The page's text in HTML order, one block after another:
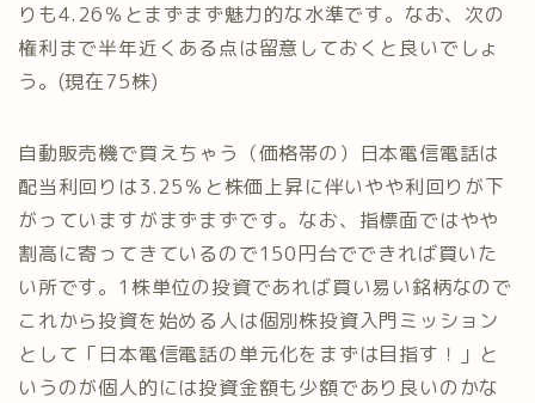
りも4.26％とまずまず魅力的な水準です。なお、次の
権利まで半年近くある点は留意しておくと良いでしょ
う。(現在75株)
自動販売機で買えちゃう（価格帯の）日本電信電話は
配当利回りは3.25％と株価上昇に伴いやや利回りが下
がっていますがまずまずです。なお、指標面ではやや
割高に寄ってきているので150円台でできれば買いた
い所です。1株単位の投資であれば買い易い銘柄なので
これから投資を始める人は個別株投資入門ミッション
として「日本電信電話の単元化をまずは目指す！」と
いうのが個人的には投資金額も少額であり良いのかな